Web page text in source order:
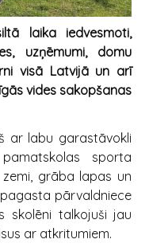
laika iedvesmoti,
uzņēmumi, domu
visā Latvijā un arī
vides sakopšanas
ar labu garastāvokli
sporta
grāba lapas un
pārvaldniece
skolēni talkojuši jau
ar atkritumiem.